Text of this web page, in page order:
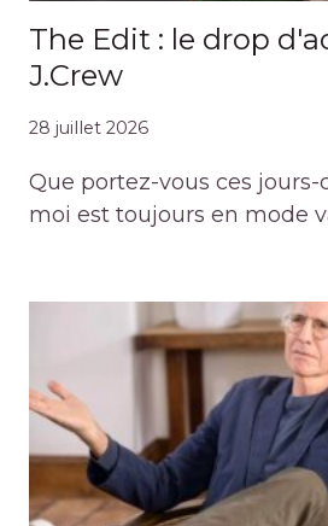
The Edit : le drop
J.Crew
28 juillet 2026
Que portez-vous ces jours-
moi est toujours en mode